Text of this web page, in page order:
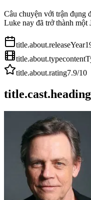
Câu chuyện với trận đụng
Luke nay đã trở thành một
title.about.releaseYear
title.about.type
title.about.rating7.9/10
title.cast.heading